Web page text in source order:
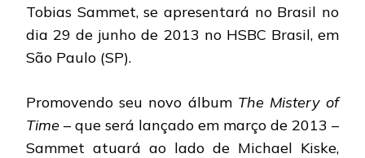
EM
JUNHO
DE
Tobias Sammet, se apresentará no Brasil no
dia 29 de junho de 2013 no HSBC Brasil, em
São Paulo (SP).
Promovendo seu novo álbum The Mistery of
Time – que será lançado em março de 2013 –
Sammet atuará ao lado de Michael Kiske,